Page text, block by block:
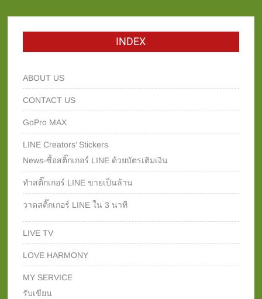
INDEX
ABOUT US
CONTACT US
GoPro MAX
LINE Creators’ Stickers
News-ซื้อสติ๊กเกอร์ LINE ด้วยบัตรเติมเงิน
ทำสติ๊กเกอร์ LINE ขายเป็นล้าน
วาดสติ๊กเกอร์ LINE ใน 3 นาที
LIVE TV
LOVE HARMONY
MY SERVICE
รับเขียน